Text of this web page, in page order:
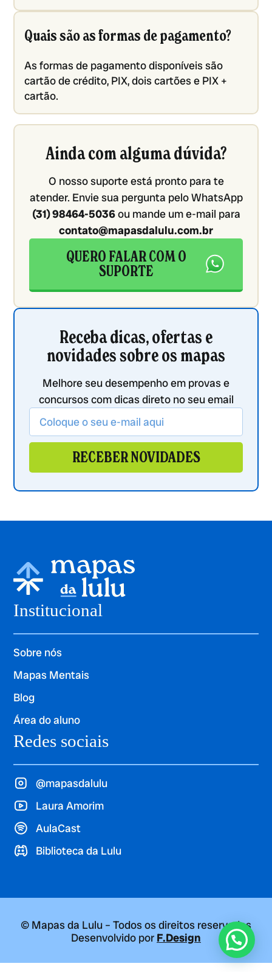
Quais são as formas de pagamento?
As formas de pagamento disponíveis são
cartão de crédito, PIX, dois cartões e PIX +
cartão.
Ainda com alguma dúvida?
O nosso suporte está pronto para te
atender. Envie sua pergunta pelo WhatsApp
(31) 98464-5036ou mande um e-mail para
contato@mapasdalulu.com.br
QUERO FALAR COM O
SUPORTE
Receba dicas, ofertas e
novidades sobre os mapas
Melhore seu desempenho em provas e
concursos com dicas direto no seu email
RECEBER NOVIDADES
Institucional
Sobre nós
Mapas Mentais
Blog
Área do aluno
Redes sociais
@mapasdalulu
Laura Amorim
AulaCast
Biblioteca da Lulu
© Mapas da Lulu – Todos os direitos reservados
Desenvolvido por F.Design